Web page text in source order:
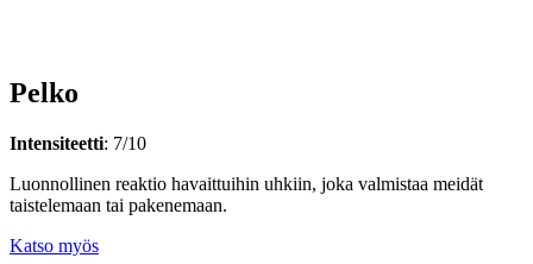
Pelko
Intensiteetti: 7/10
Luonnollinen reaktio havaittuihin uhkiin, joka valmistaa meidät
taistelemaan tai pakenemaan.
Katso myös